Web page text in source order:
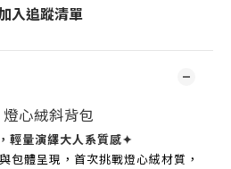
入追蹤清單
心絨斜背包
輕量演繹大人系質感✦
包體呈現，首次挑戰燈心絨材質，